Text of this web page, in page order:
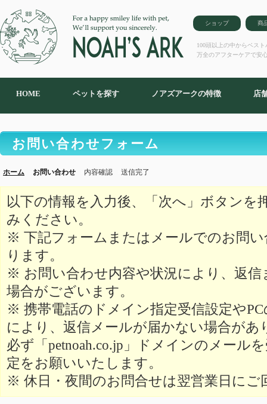
ショップ 商
100頭以上の中からベス
万全のアフターケアで安
HOME ペットを探す ノアズアークの特徴 店
お問い合わせフォーム
ホーム お問い合わせ 内容確認 送信完了
以下の情報を入力後、「次へ」ボタンを
みください。
※ 下記フォームまたはメールでのお問
ります。
※ お問い合わせ内容や状況により、返
場合がございます。
※ 携帯電話のドメイン指定受信設定や
により、返信メールが届かない場合があ
必ず「petnoah.co.jp」ドメインのメール
定をお願いいたします。
※ 休日・夜間のお問合せは翌営業日にご